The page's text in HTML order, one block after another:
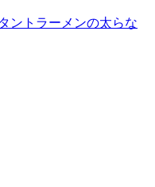
ントラーメンの太らな